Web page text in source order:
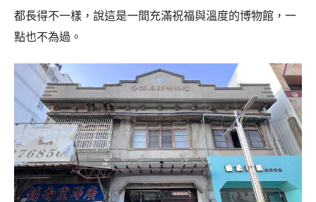
都長得不一樣，說這是一間充滿祝福與溫度的博物館，一
點也不為過。